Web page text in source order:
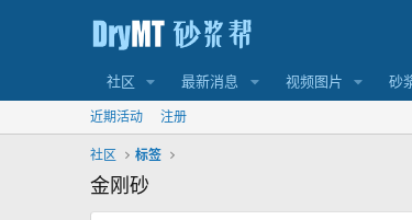
社区 最新消息 视频图片 砂
近期活动 注册
社区 标签
金刚砂